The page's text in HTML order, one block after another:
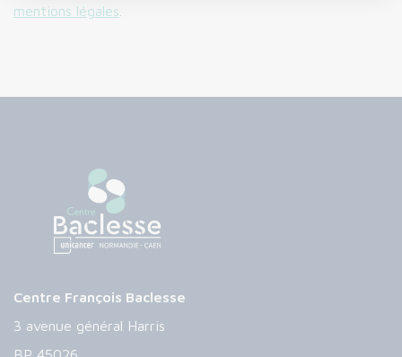
mentions légales
Centre François Baclesse
3 avenue général Harris